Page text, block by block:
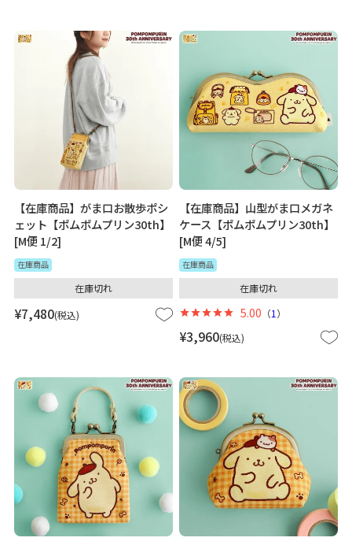
【在庫商品】がま口お散歩ポシ
ェット【ポムポムプリン30th】
[M便 1/2]
在庫商品
¥7,480 税込
在庫切れ
【在庫商品】山型がま口メガネ
ケース【ポムポムプリン30th】
[M便 4/5]
在庫商品
¥3,960 税込
在庫切れ
5.00 （1 ）